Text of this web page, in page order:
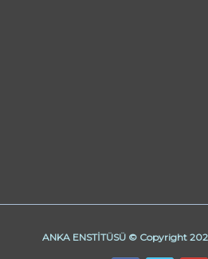
ANKA ENSTİTÜSÜ © Copyright